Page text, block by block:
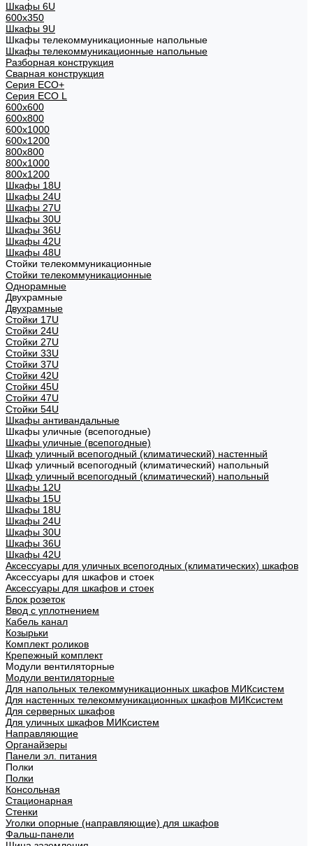
Шкафы 6U
600x350
Шкафы 9U
Шкафы телекоммуникационные напольные
Шкафы телекоммуникационные напольные
Разборная конструкция
Сварная конструкция
Серия ECO+
Серия ECO L
600x600
600x800
600х1000
600х1200
800x800
800х1000
800х1200
Шкафы 18U
Шкафы 24U
Шкафы 27U
Шкафы 30U
Шкафы 36U
Шкафы 42U
Шкафы 48U
Стойки телекоммуникационные
Стойки телекоммуникационные
Однорамные
Двухрамные
Двухрамные
Стойки 17U
Стойки 24U
Стойки 27U
Стойки 33U
Стойки 37U
Стойки 42U
Стойки 45U
Стойки 47U
Стойки 54U
Шкафы антивандальные
Шкафы уличные (всепогодные)
Шкафы уличные (всепогодные)
Шкаф уличный всепогодный (климатический) настенный
Шкаф уличный всепогодный (климатический) напольный
Шкаф уличный всепогодный (климатический) напольный
Шкафы 12U
Шкафы 15U
Шкафы 18U
Шкафы 24U
Шкафы 30U
Шкафы 36U
Шкафы 42U
Аксессуары для уличных всепогодных (климатических) шкафов
Аксессуары для шкафов и стоек
Аксессуары для шкафов и стоек
Блок розеток
Ввод с уплотнением
Кабель канал
Козырьки
Комплект роликов
Крепежный комплект
Модули вентиляторные
Модули вентиляторные
Для напольных телекоммуникационных шкафов МИКсистем
Для настенных телекоммуникационных шкафов МИКсистем
Для серверных шкафов
Для уличных шкафов МИКсистем
Направляющие
Органайзеры
Панели эл. питания
Полки
Полки
Консольная
Стационарная
Стенки
Уголки опорные (направляющие) для шкафов
Фальш-панели